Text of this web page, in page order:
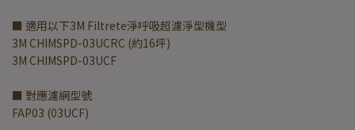
■ 適用以下3M Filtrete淨呼吸超濾淨型機型
3M CHIMSPD-03UCRC (約16坪)
3M CHIMSPD-03UCF
■ 對應濾網型號
FAP03 (03UCF)